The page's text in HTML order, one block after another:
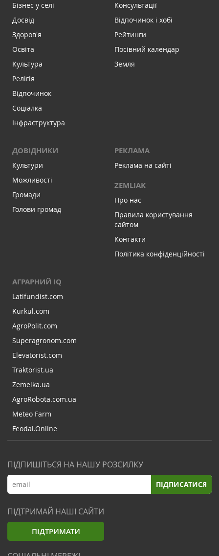
Бізнес у селі
Досвід
Здоров'я
Освіта
Культура
Релігія
Відпочинок
Соціалка
Інфраструктура
Консультації
Відпочинок і хобі
Рейтинги
Посівний календар
Земля
ДОВІДНИКИ
Культури
Можливості
Громади
Голови громад
РЕКЛАМА
Реклама на сайті
ZEMLIAK
Про нас
Правила користування
сайтом
Контакти
Політика конфіденційності
АГРАРНИЙ IQ
Latifundist.com
Kurkul.com
AgroPolit.com
Superagronom.com
Elevatorist.com
Traktorist.ua
Zemelka.ua
AgroRobota.com.ua
Meteo Farm
Feodal.Online
ПІДПИШІТЬСЯ НА НАШУ РОЗСИЛКУ
ПІДПИСАТИСЯ
ПІДТРИМАЙ НАШІ САЙТИ
ПІДТРИМАТИ